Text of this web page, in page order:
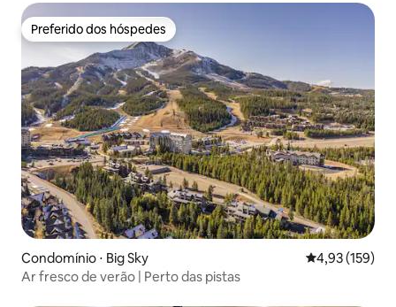
Preferido dos hóspedes
Preferido dos hóspedes
Condomínio ⋅ Big Sky 4,93 de uma
4,93 (159)
Ar fresco de verão | Perto das pistas